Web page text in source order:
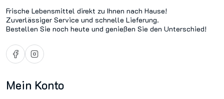
Frische Lebensmittel direkt zu Ihnen nach Hause!
Zuverlässiger Service und schnelle Lieferung.
Bestellen Sie noch heute und genießen Sie den Unterschied!
Mein Konto